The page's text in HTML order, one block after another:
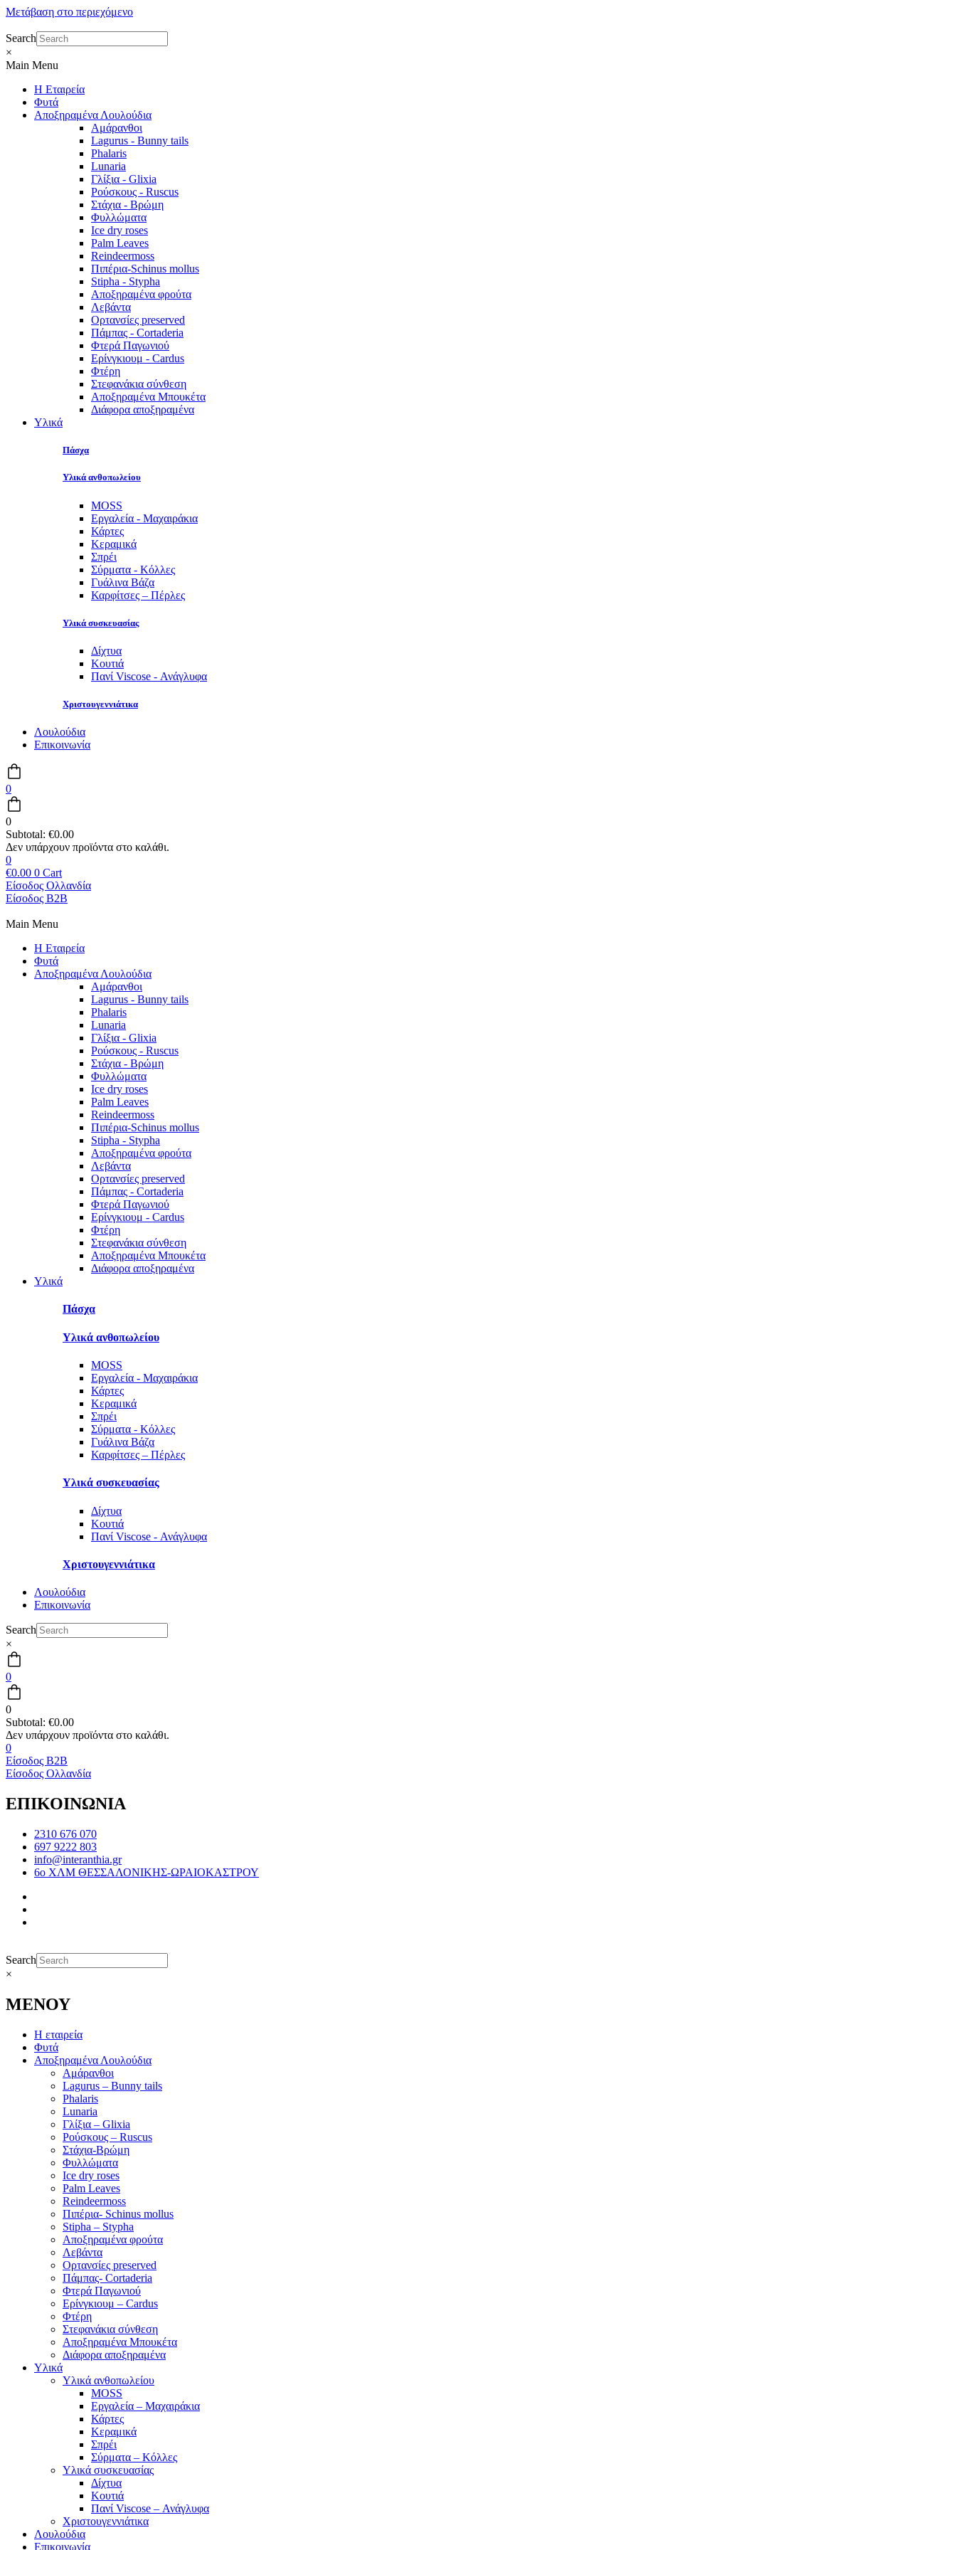
Μετάβαση στο περιεχόμενο
Search
×
Main Menu
Η Εταιρεία
Φυτά
Αποξηραμένα Λουλούδια
Αμάρανθοι
Lagurus - Bunny tails
Phalaris
Lunaria
Γλίξια - Glixia
Ρούσκους - Ruscus
Στάχια - Βρώμη
Φυλλώματα
Ice dry roses
Palm Leaves
Reindeermoss
Πιπέρια-Schinus mollus
Stipha - Stypha
Αποξηραμένα φρούτα
Λεβάντα
Ορτανσίες preserved
Πάμπας - Cortaderia
Φτερά Παγωνιού
Ερίνγκιουμ - Cardus
Φτέρη
Στεφανάκια σύνθεση
Αποξηραμένα Μπουκέτα
Διάφορα αποξηραμένα
Υλικά
Πάσχα
Υλικά ανθοπωλείου
MOSS
Εργαλεία - Μαχαιράκια
Κάρτες
Κεραμικά
Σπρέι
Σύρματα - Κόλλες
Γυάλινα Βάζα
Καρφίτσες – Πέρλες
Υλικά συσκευασίας
Δίχτυα
Κουτιά
Πανί Viscose - Ανάγλυφα
Χριστουγεννιάτικα
Λουλούδια
Επικοινωνία
0
0
Subtotal: €0.00
0
€0.00 0 Cart
Είσοδος Ολλανδία
Είσοδος B2B
Main Menu
Η Εταιρεία
Φυτά
Αποξηραμένα Λουλούδια
Αμάρανθοι
Lagurus - Bunny tails
Phalaris
Lunaria
Γλίξια - Glixia
Ρούσκους - Ruscus
Στάχια - Βρώμη
Φυλλώματα
Ice dry roses
Palm Leaves
Reindeermoss
Πιπέρια-Schinus mollus
Stipha - Stypha
Αποξηραμένα φρούτα
Λεβάντα
Ορτανσίες preserved
Πάμπας - Cortaderia
Φτερά Παγωνιού
Ερίνγκιουμ - Cardus
Φτέρη
Στεφανάκια σύνθεση
Αποξηραμένα Μπουκέτα
Διάφορα αποξηραμένα
Υλικά
Πάσχα
Υλικά ανθοπωλείου
MOSS
Εργαλεία - Μαχαιράκια
Κάρτες
Κεραμικά
Σπρέι
Σύρματα - Κόλλες
Γυάλινα Βάζα
Καρφίτσες – Πέρλες
Υλικά συσκευασίας
Δίχτυα
Κουτιά
Πανί Viscose - Ανάγλυφα
Χριστουγεννιάτικα
Λουλούδια
Επικοινωνία
Search
×
0
0
Subtotal: €0.00
0
Είσοδος B2B
Είσοδος Ολλανδία
ΕΠΙΚΟΙΝΩΝΙΑ
2310 676 070
697 9222 803
info@interanthia.gr
6ο ΧΛΜ ΘΕΣΣΑΛΟΝΙΚΗΣ-ΩΡΑΙΟΚΑΣΤΡΟΥ
Search
×
ΜΕΝΟΥ
Η εταιρεία
Φυτά
Αποξηραμένα Λουλούδια
Αμάρανθοι
Lagurus – Bunny tails
Phalaris
Lunaria
Γλίξια – Glixia
Ρούσκους – Ruscus
Στάχια-Βρώμη
Φυλλώματα
Ice dry roses
Palm Leaves
Reindeermoss
Πιπέρια- Schinus mollus
Stipha – Stypha
Αποξηραμένα φρούτα
Λεβάντα
Ορτανσίες preserved
Πάμπας- Cortaderia
Φτερά Παγωνιού
Ερίνγκιουμ – Cardus
Φτέρη
Στεφανάκια σύνθεση
Αποξηραμένα Μπουκέτα
Διάφορα αποξηραμένα
Υλικά
Υλικά ανθοπωλείου
MOSS
Εργαλεία – Μαχαιράκια
Κάρτες
Κεραμικά
Σπρέι
Σύρματα – Κόλλες
Υλικά συσκευασίας
Δίχτυα
Κουτιά
Πανί Viscose – Ανάγλυφα
Χριστουγεννιάτικα
Λουλούδια
Επικοινωνία